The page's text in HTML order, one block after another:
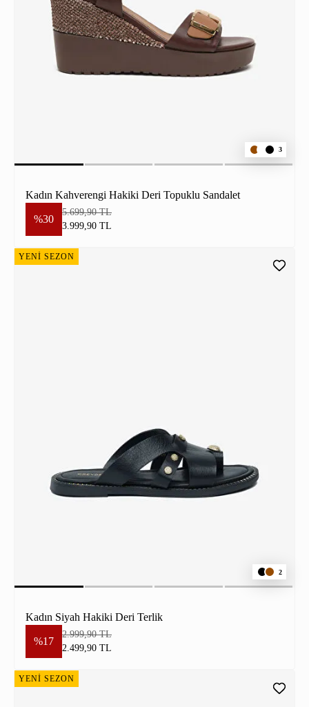
3
Kadın Kahverengi Hakiki Deri Topuklu Sandalet
%30
5.699,90 TL
3.999,90 TL
YENİ SEZON
2
Kadın Siyah Hakiki Deri Terlik
%17
2.999,90 TL
2.499,90 TL
YENİ SEZON